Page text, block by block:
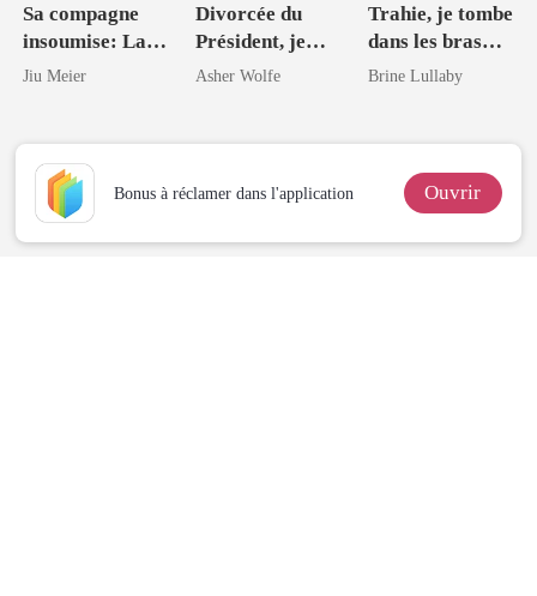
Sa compagne
insoumise: La
Luna élue du
Jiu Meier
Divorcée du
Président, je
rentre pour
Asher Wolfe
Trahie, je tombe
dans les bras
d'un
Brine Lullaby
Bonus à réclamer dans l'application Ouvrir